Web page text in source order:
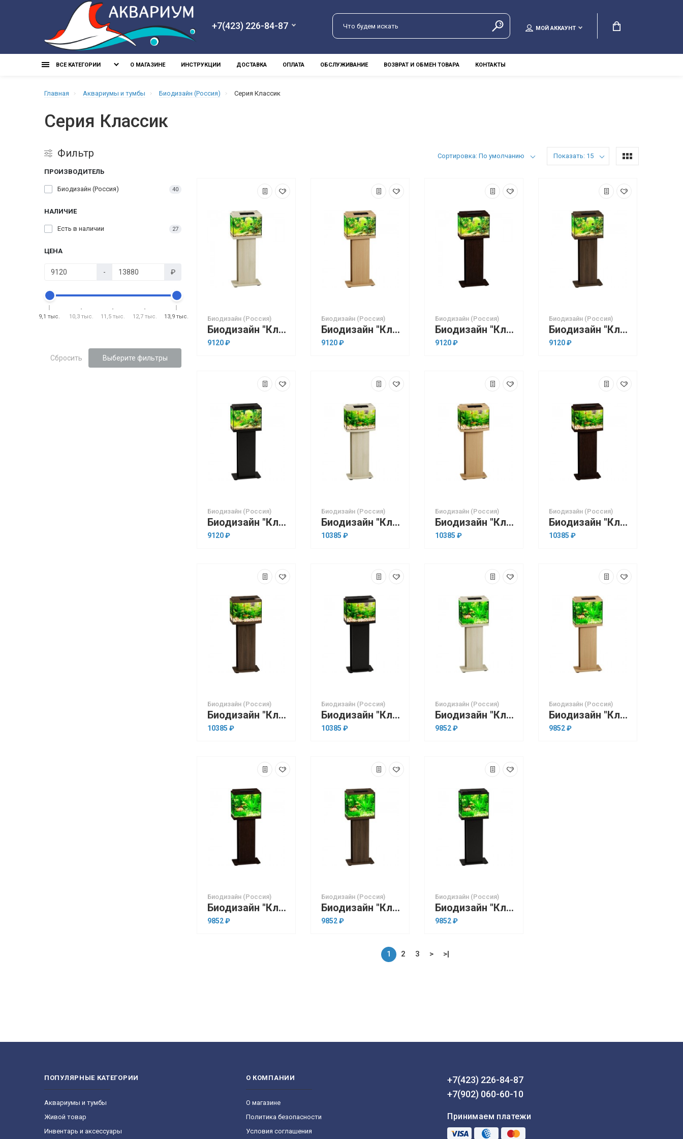
+7(423) 226-84-87 МОЙ АККАУНТ
ВСЕ КАТЕГОРИИ О МАГАЗИНЕ ИНСТРУКЦИИ ДОСТАВКА ОПЛАТА ОБСЛУЖИВАНИЕ ВОЗВРАТ И ОБМЕН ТОВАРА КОНТАКТЫ
Главная Aквариумы и тумбы Биодизайн (Россия) Серия Классик
Серия Классик
Фильтр
ПРОИЗВОДИТЕЛЬ
Биодизайн (Россия) 40
НАЛИЧИЕ
Есть в наличии 27
ЦЕНА
- ₽
9,1 тыс. 10,3 тыс. 11,5 тыс. 12,7 тыс. 13,9 тыс.
Сбросить Выберите фильтры
Сортировка: По умолчанию Показать: 15
Биодизайн (Россия)
Биодизайн "Классик 20" Белёный Дуб, 22 л, 40*22*33 см
9120 ₽
Биодизайн (Россия)
Биодизайн "Классик 20" Бук, 22 л, 40*22*33 см
9120 ₽
Биодизайн (Россия)
Биодизайн "Классик 20" Венге, 22 л, 40*22*33 см
9120 ₽
Биодизайн (Россия)
Биодизайн "Классик 20" Золотой Орех, 22 л, 40*22*33 см
9120 ₽
Биодизайн (Россия)
Биодизайн "Классик 20" Чёрный, 22 л, 40*22*33 см
9120 ₽
Биодизайн (Россия)
Биодизайн "Классик 20R" Белёный Дуб, 21 л, 40*22*33 см
10385 ₽
Биодизайн (Россия)
Биодизайн "Классик 20R" Бук, 21 л, 40*22*33 см
10385 ₽
Биодизайн (Россия)
Биодизайн "Классик 20R" Венге, 21 л, 40*22*33 см
10385 ₽
Биодизайн (Россия)
Биодизайн "Классик 20R" Золотой Орех, 21 л, 40*22*33 см
10385 ₽
Биодизайн (Россия)
Биодизайн "Классик 20R" Чёрный, 21 л, 40*22*33 см
10385 ₽
Биодизайн (Россия)
Биодизайн "Классик 30" Белёный Дуб, 28 л, 40*22*39 см
9852 ₽
Биодизайн (Россия)
Биодизайн "Классик 30" Бук, 28 л, 40*22*39 см
9852 ₽
Биодизайн (Россия)
Биодизайн "Классик 30" Венге, 28 л, 40*22*39 см
9852 ₽
Биодизайн (Россия)
Биодизайн "Классик 30" Золотой Орех, 28 л, 40*22*39 см
9852 ₽
Биодизайн (Россия)
Биодизайн "Классик 30" Чёрный, 28 л, 40*22*39 см
9852 ₽
1 2 3 > >|
ПОПУЛЯРНЫЕ КАТЕГОРИИ
Aквариумы и тумбы
Живой товар
Инвентарь и аксессуары
О КОМПАНИИ
О магазине
Политика безопасности
Условия соглашения
+7(423) 226-84-87
+7(902) 060-60-10
Принимаем платежи